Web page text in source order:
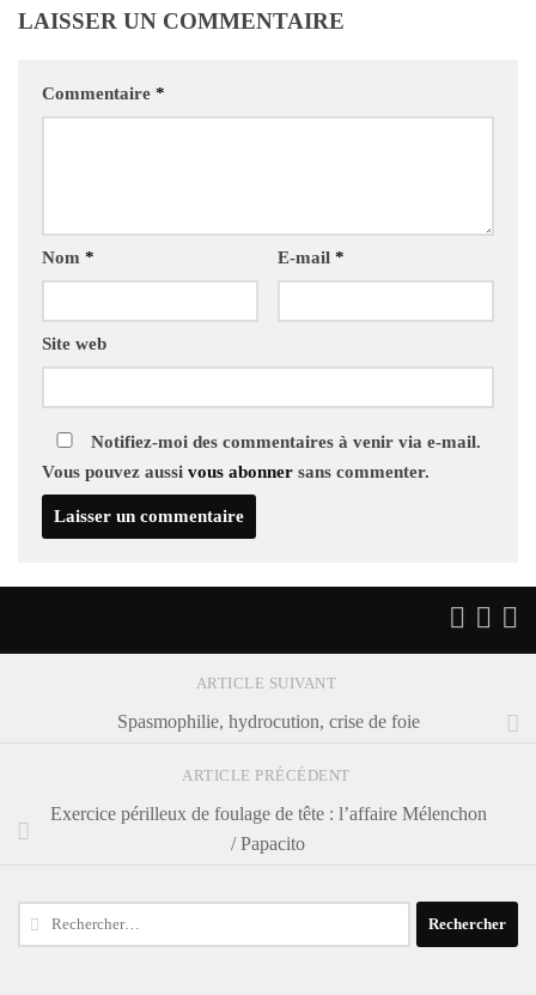
LAISSER UN COMMENTAIRE
Commentaire *
Nom * E-mail *
Site web
Notifiez-moi des commentaires à venir via e-mail.
Vous pouvez aussi vous abonner sans commenter.
ARTICLE SUIVANT
Spasmophilie, hydrocution, crise de foie
ARTICLE PRÉCÉDENT
Exercice périlleux de foulage de tête : l’affaire Mélenchon
/ Papacito
Rechercher :